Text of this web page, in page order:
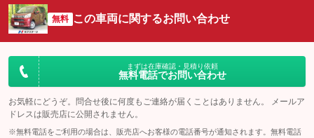
無料 この車両に関するお問い合わせ
まずは在庫確認・見積り依頼
無料電話でお問い合わせ
お気軽にどうぞ。問合せ後に何度もご連絡が届くことはありません。 メールア
ドレスは販売店に公開されません。
※無料電話をご利用の場合は、販売店へお客様の電話番号が通知されます。無料電話